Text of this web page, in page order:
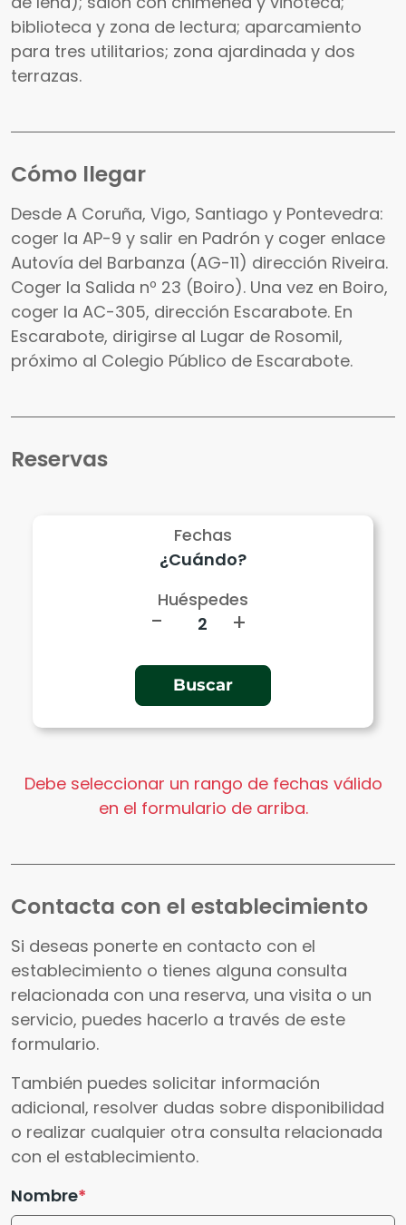
biblioteca y zona de lectura; aparcamiento
para tres utilitarios; zona ajardinada y dos
terrazas.
Cómo llegar
Desde A Coruña, Vigo, Santiago y Pontevedra:
coger la AP-9 y salir en Padrón y coger enlace
Autovía del Barbanza (AG-11) dirección Riveira.
Coger la Salida nº 23 (Boiro). Una vez en Boiro,
coger la AC-305, dirección Escarabote. En
Escarabote, dirigirse al Lugar de Rosomil,
próximo al Colegio Público de Escarabote.
Reservas
Fechas
Huéspedes
- +
Debe seleccionar un rango de fechas válido
en el formulario de arriba.
Contacta con el establecimiento
Si deseas ponerte en contacto con el
establecimiento o tienes alguna consulta
relacionada con una reserva, una visita o un
servicio, puedes hacerlo a través de este
formulario.
También puedes solicitar información
adicional, resolver dudas sobre disponibilidad
o realizar cualquier otra consulta relacionada
con el establecimiento.
Nombre